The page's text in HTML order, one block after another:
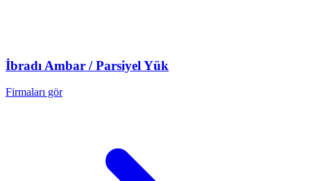
İbradı Ambar / Parsiyel Yük
Firmaları gör